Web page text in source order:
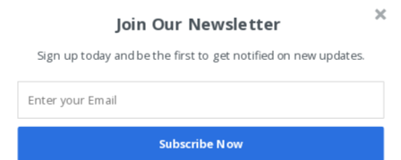
Il a également demandé que les fonds destinés à la
Caravane de la paix de l’ARJ ne soient pas utilisés pour
financer ses soins médicaux, souhaitant préserver les
projets de l’association. Enfin, il annonce son intention
d’engager des poursuites judiciaires afin que les auteurs
présumés des fausses accusations répondent de leurs
Join Our Newsletter
Sign up today and be the first to get notified on new updates.
Subscribe Now